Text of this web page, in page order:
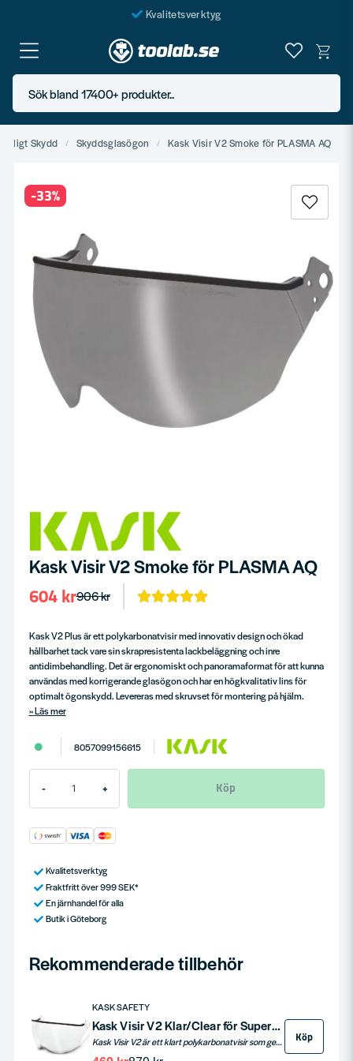
Kvalitetsverktyg
Fraktfritt över 999 SEK*
En järnhandel för alla
Butik i Göteborg
Sök bland 17400+ produkter..
Skydd Skyddsglasögon Kask Visir V2 Smoke för PLASMA AQ
-33%
Kask Visir V2 Smoke för PLASMA AQ
906 kr
604 kr
Kask V2 Plus är ett polykarbonatvisir med innovativ design och ökad
hållbarhet tack vare sin skrapresistenta lackbeläggning och inre
antidimbehandling. Det är ergonomiskt och panoramaformat för att kunna
användas med korrigerande glasögon och har en högkvalitativ lins för
optimalt ögonskydd. Levereras med skruvset för montering på hjälm.
Läs mer
8057099156615
- + Köp
Kvalitetsverktyg
Fraktfritt över 999 SEK*
En järnhandel för alla
Butik i Göteborg
Rekommenderade tillbehör
KASK SAFETY
Kask Visir V2 Klar/Clear för Superplasma AQ
Kask Visir V2 är ett klart polykarbonatvisir som ger effektivt ögonskydd vid arbete med Kask PLASMA AQ-hjälm. Reptålig, imskyddad och kompatibel med glasögon. Köp